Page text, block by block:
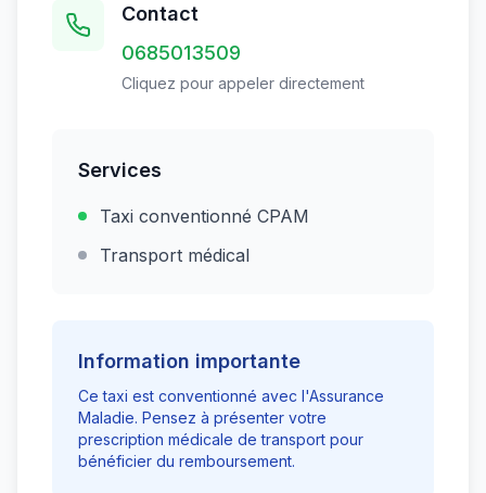
Contact
0685013509
Cliquez pour appeler directement
Services
Taxi conventionné CPAM
Transport médical
Information importante
Ce taxi est conventionné avec l'Assurance
Maladie. Pensez à présenter votre
prescription médicale de transport pour
bénéficier du remboursement.